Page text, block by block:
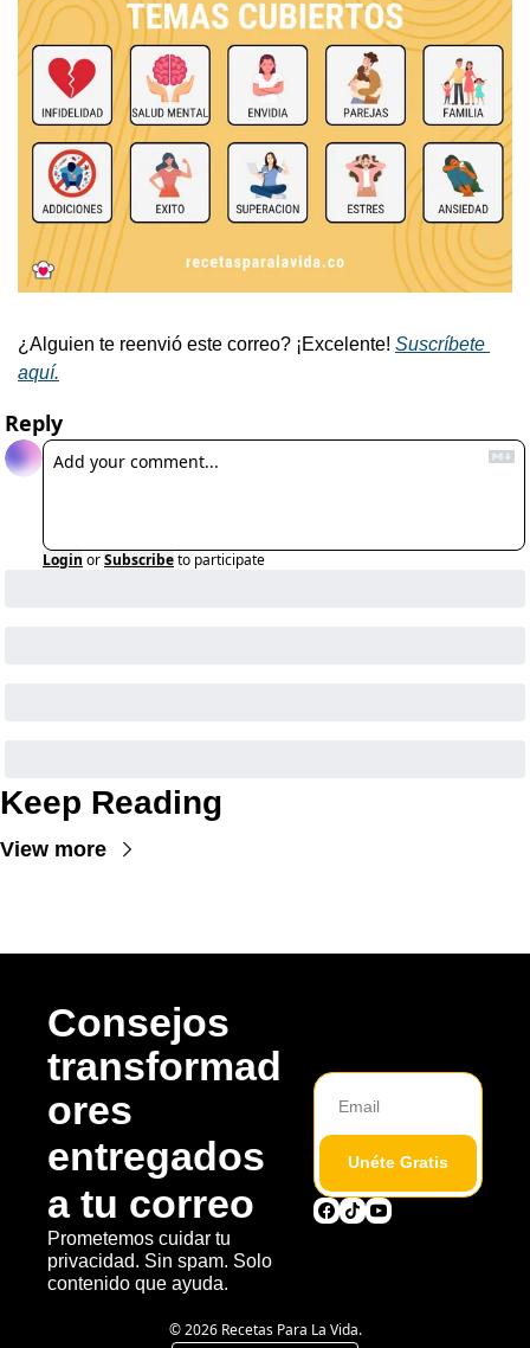
¿Alguien te reenvió este correo? ¡Excelente! Suscríbete
aquí.
Reply
Login orSubscribeto participate
Keep Reading
View more
Consejos
transformad
ores
entregados
a tu correo
Prometemos cuidar tu
privacidad. Sin spam. Solo
contenido que ayuda.
Unéte Gratis
© 2026 Recetas Para La Vida.